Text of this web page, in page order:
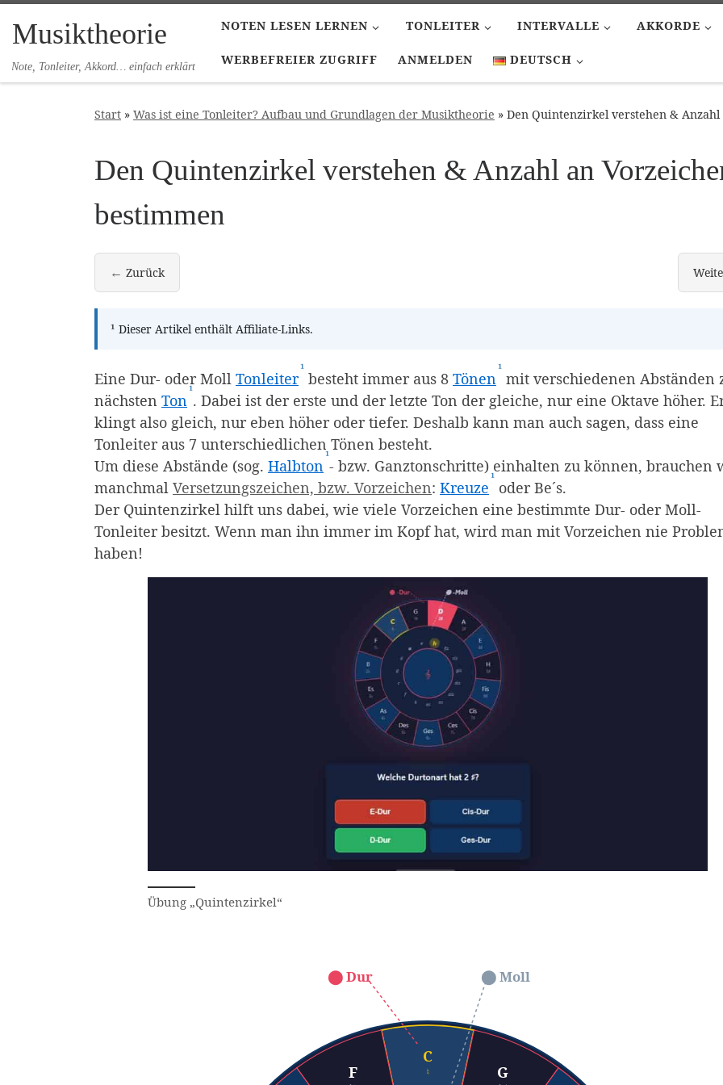
Zum Inhalt springen
Musiktheorie
Note, Tonleiter, Akkord… einfach erklärt
NOTEN LESEN LERNEN TONLEITER INTERVALLE AKKORDE
WERBEFREIER ZUGRIFF ANMELDEN DEUTSCH
Start » Was ist eine Tonleiter? Aufbau und Grundlagen der Musiktheorie » Den Quintenzirkel verstehen &
Den Quintenzirkel verstehen & Anzahl an
bestimmen
← Zurück
¹ Dieser Artikel enthält Affiliate-Links.
Eine Dur- oder Moll Tonleiter(Affiliate-Link)
¹ besteht immer aus 8 Tönen (Affiliate-Link)
¹ mit verschiedenen Abständen
nächsten Ton (Affiliate-Link)
¹. Dabei ist der erste und der letzte Ton der gleiche, nur eine Oktave höher.
klingt also gleich, nur eben höher oder tiefer. Deshalb kann man auch sagen, dass eine
Tonleiter aus 7 unterschiedlichen Tönen besteht.
Um diese Abstände (sog. Halbton (Affiliate-Link)
¹- bzw. Ganztonschritte) einhalten zu können, brauchen
manchmal Versetzungszeichen, bzw. Vorzeichen: Kreuze (Affiliate-Link)
¹ oder Be´s.
Der Quintenzirkel hilft uns dabei, wie viele Vorzeichen eine bestimmte Dur- oder Moll-
Tonleiter besitzt. Wenn man ihn immer im Kopf hat, wird man mit Vorzeichen nie
haben!
Übung „Quintenzirkel“
C-Dur (a-Moll): keine Vorzeichen
G-Dur (e-Moll): 1 ♯ (Fis)
D-Dur (h-Moll): 2 ♯ (Fis, Cis)
C
♮ G
F
⬤ Dur ⬤ Moll